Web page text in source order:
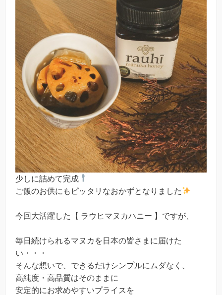
少しに詰めて完成
ご飯のお供にもピッタリなおかずとなりました
今回大活躍した【 ラウヒマヌカハニー 】ですが、
毎日続けられるマヌカを日本の皆さまに届けた
い・・・
そんな想いで、できるだけシンプルにムダなく、
高純度・高品質はそのままに
安定的にお求めやすいプライスを